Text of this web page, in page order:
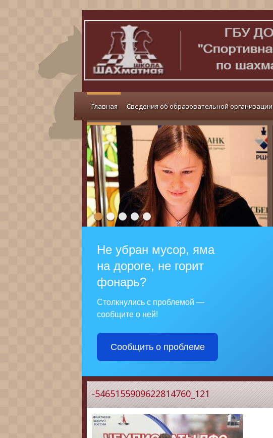
Главная Сведения об образовательной организации
Не убран мусор, яма
на дороге, не горит
фонарь?
Столкнулись с проблемой —
сообщите о ней!
Сообщить о проблеме
-5465155909622814760_121